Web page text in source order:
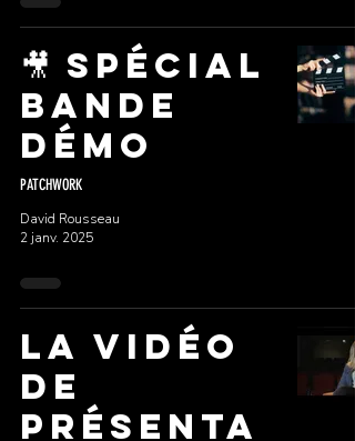
🎥 Spécial
Bande
Démo
PATCHWORK
David Rousseau
2 janv. 2025
La vidéo
de
Présenta